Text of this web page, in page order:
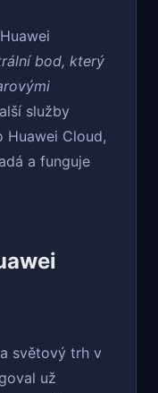
bod, který
služby
Huawei Cloud,
a funguje
světový trh v
už